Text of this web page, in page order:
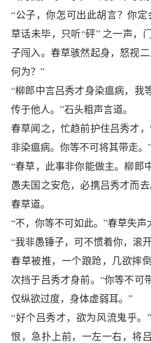
“公子，你怎可出此胡言？你
草话未毕，只听“砰” 之一声，
子闯入。春草骇然起身，怒视
何为？”
“柳郎中言吕秀才身染瘟病，我
传于他人。”石头粗声言道。
春草闻之，忙趋前护住吕秀才，
非染瘟病。你等不可将其带走。
“春草，此事非你能做主。柳郎
愚夫国之安危，必携吕秀才而
春草道。
“不，你等不可如此。”春草失声
“我非愚锤子，可不惯着你，滚
春草被推，一个踉跄，几欲摔
次挡于吕秀才身前。“你等不可
仅纵欲过度，身体虚弱耳。”
“好个吕秀才，欲为风流鬼乎
恨，急扑上前，一左一右，将